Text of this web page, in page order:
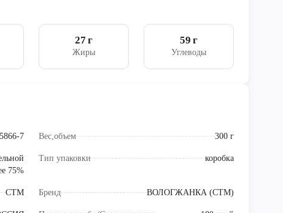
27 г
Жиры
59 г
Углеводы
7 Вес,объем 300 г
75%
Тип упаковки коробка
СТМ Бренд ВОЛОГЖАНКА (СТМ)